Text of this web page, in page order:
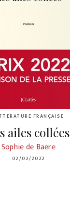
FRANÇAISE
ailes collées
Sophie de Baere
02/02/2022